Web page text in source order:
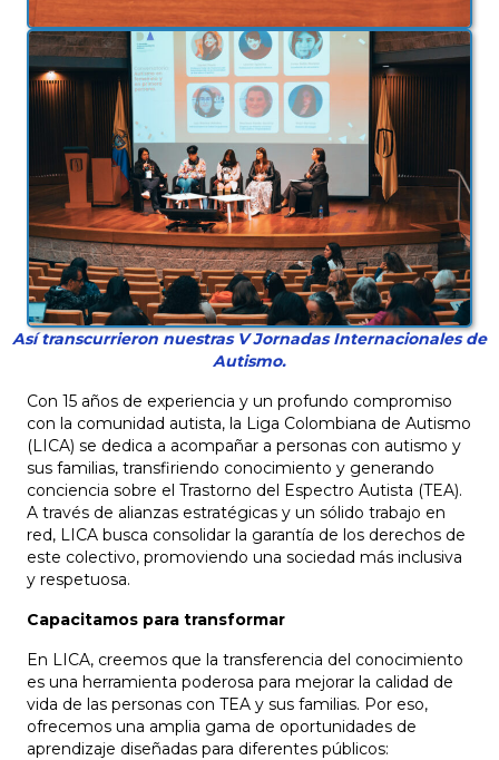
Así transcurrieron nuestras V Jornadas Internacionales de
Autismo.
Con 15 años de experiencia y un profundo compromiso
con la comunidad autista, la Liga Colombiana de Autismo
(LICA) se dedica a acompañar a personas con autismo y
sus familias, transfiriendo conocimiento y generando
conciencia sobre el Trastorno del Espectro Autista (TEA).
A través de alianzas estratégicas y un sólido trabajo en
red, LICA busca consolidar la garantía de los derechos de
este colectivo, promoviendo una sociedad más inclusiva
y respetuosa.
Capacitamos para transformar
En LICA, creemos que la transferencia del conocimiento
es una herramienta poderosa para mejorar la calidad de
vida de las personas con TEA y sus familias. Por eso,
ofrecemos una amplia gama de oportunidades de
aprendizaje diseñadas para diferentes públicos: